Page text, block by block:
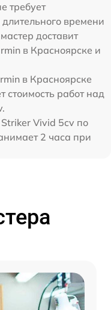
требует
времени
доставит
в Красноярске и
в Красноярске
стоимость работ над
Vivid 5cv по
2 часа при